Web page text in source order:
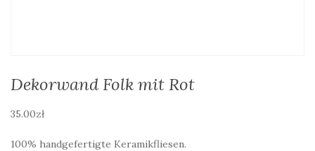
Dekorwand Folk mit Rot
35.00zł
100% handgefertigte Keramikfliesen.